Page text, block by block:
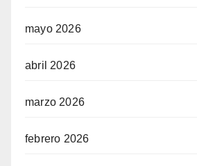
mayo 2026
abril 2026
marzo 2026
febrero 2026